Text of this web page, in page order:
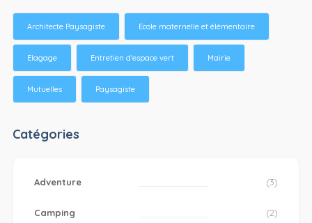
Architecte Paysagiste Ecole maternelle et élémentaire
Elagage Entretien d'espace vert Mairie
Mutuelles Paysagiste
Catégories
Adventure (3)
Camping (2)